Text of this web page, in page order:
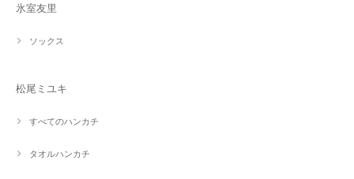
氷室友里
ソックス
松尾ミユキ
すべてのハンカチ
タオルハンカチ